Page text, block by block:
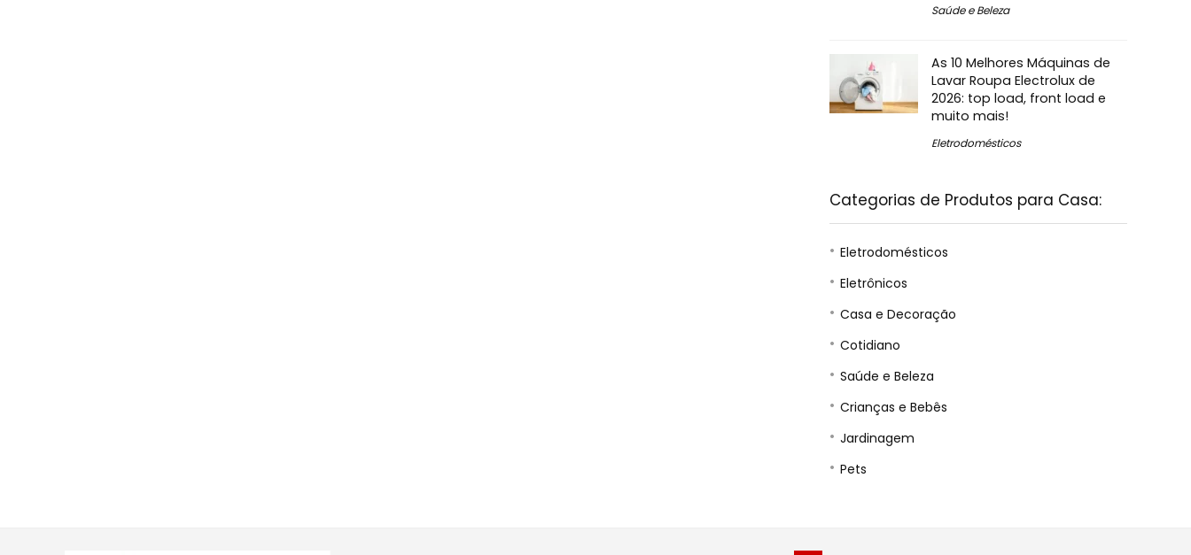
Saúde e Beleza
As 10 Melhores Máquinas de
Lavar Roupa Electrolux de
2026: top load, front load e
muito mais!
Eletrodomésticos
Categorias de Produtos para Casa:
Eletrodomésticos
Eletrônicos
Casa e Decoração
Cotidiano
Saúde e Beleza
Crianças e Bebês
Jardinagem
Pets